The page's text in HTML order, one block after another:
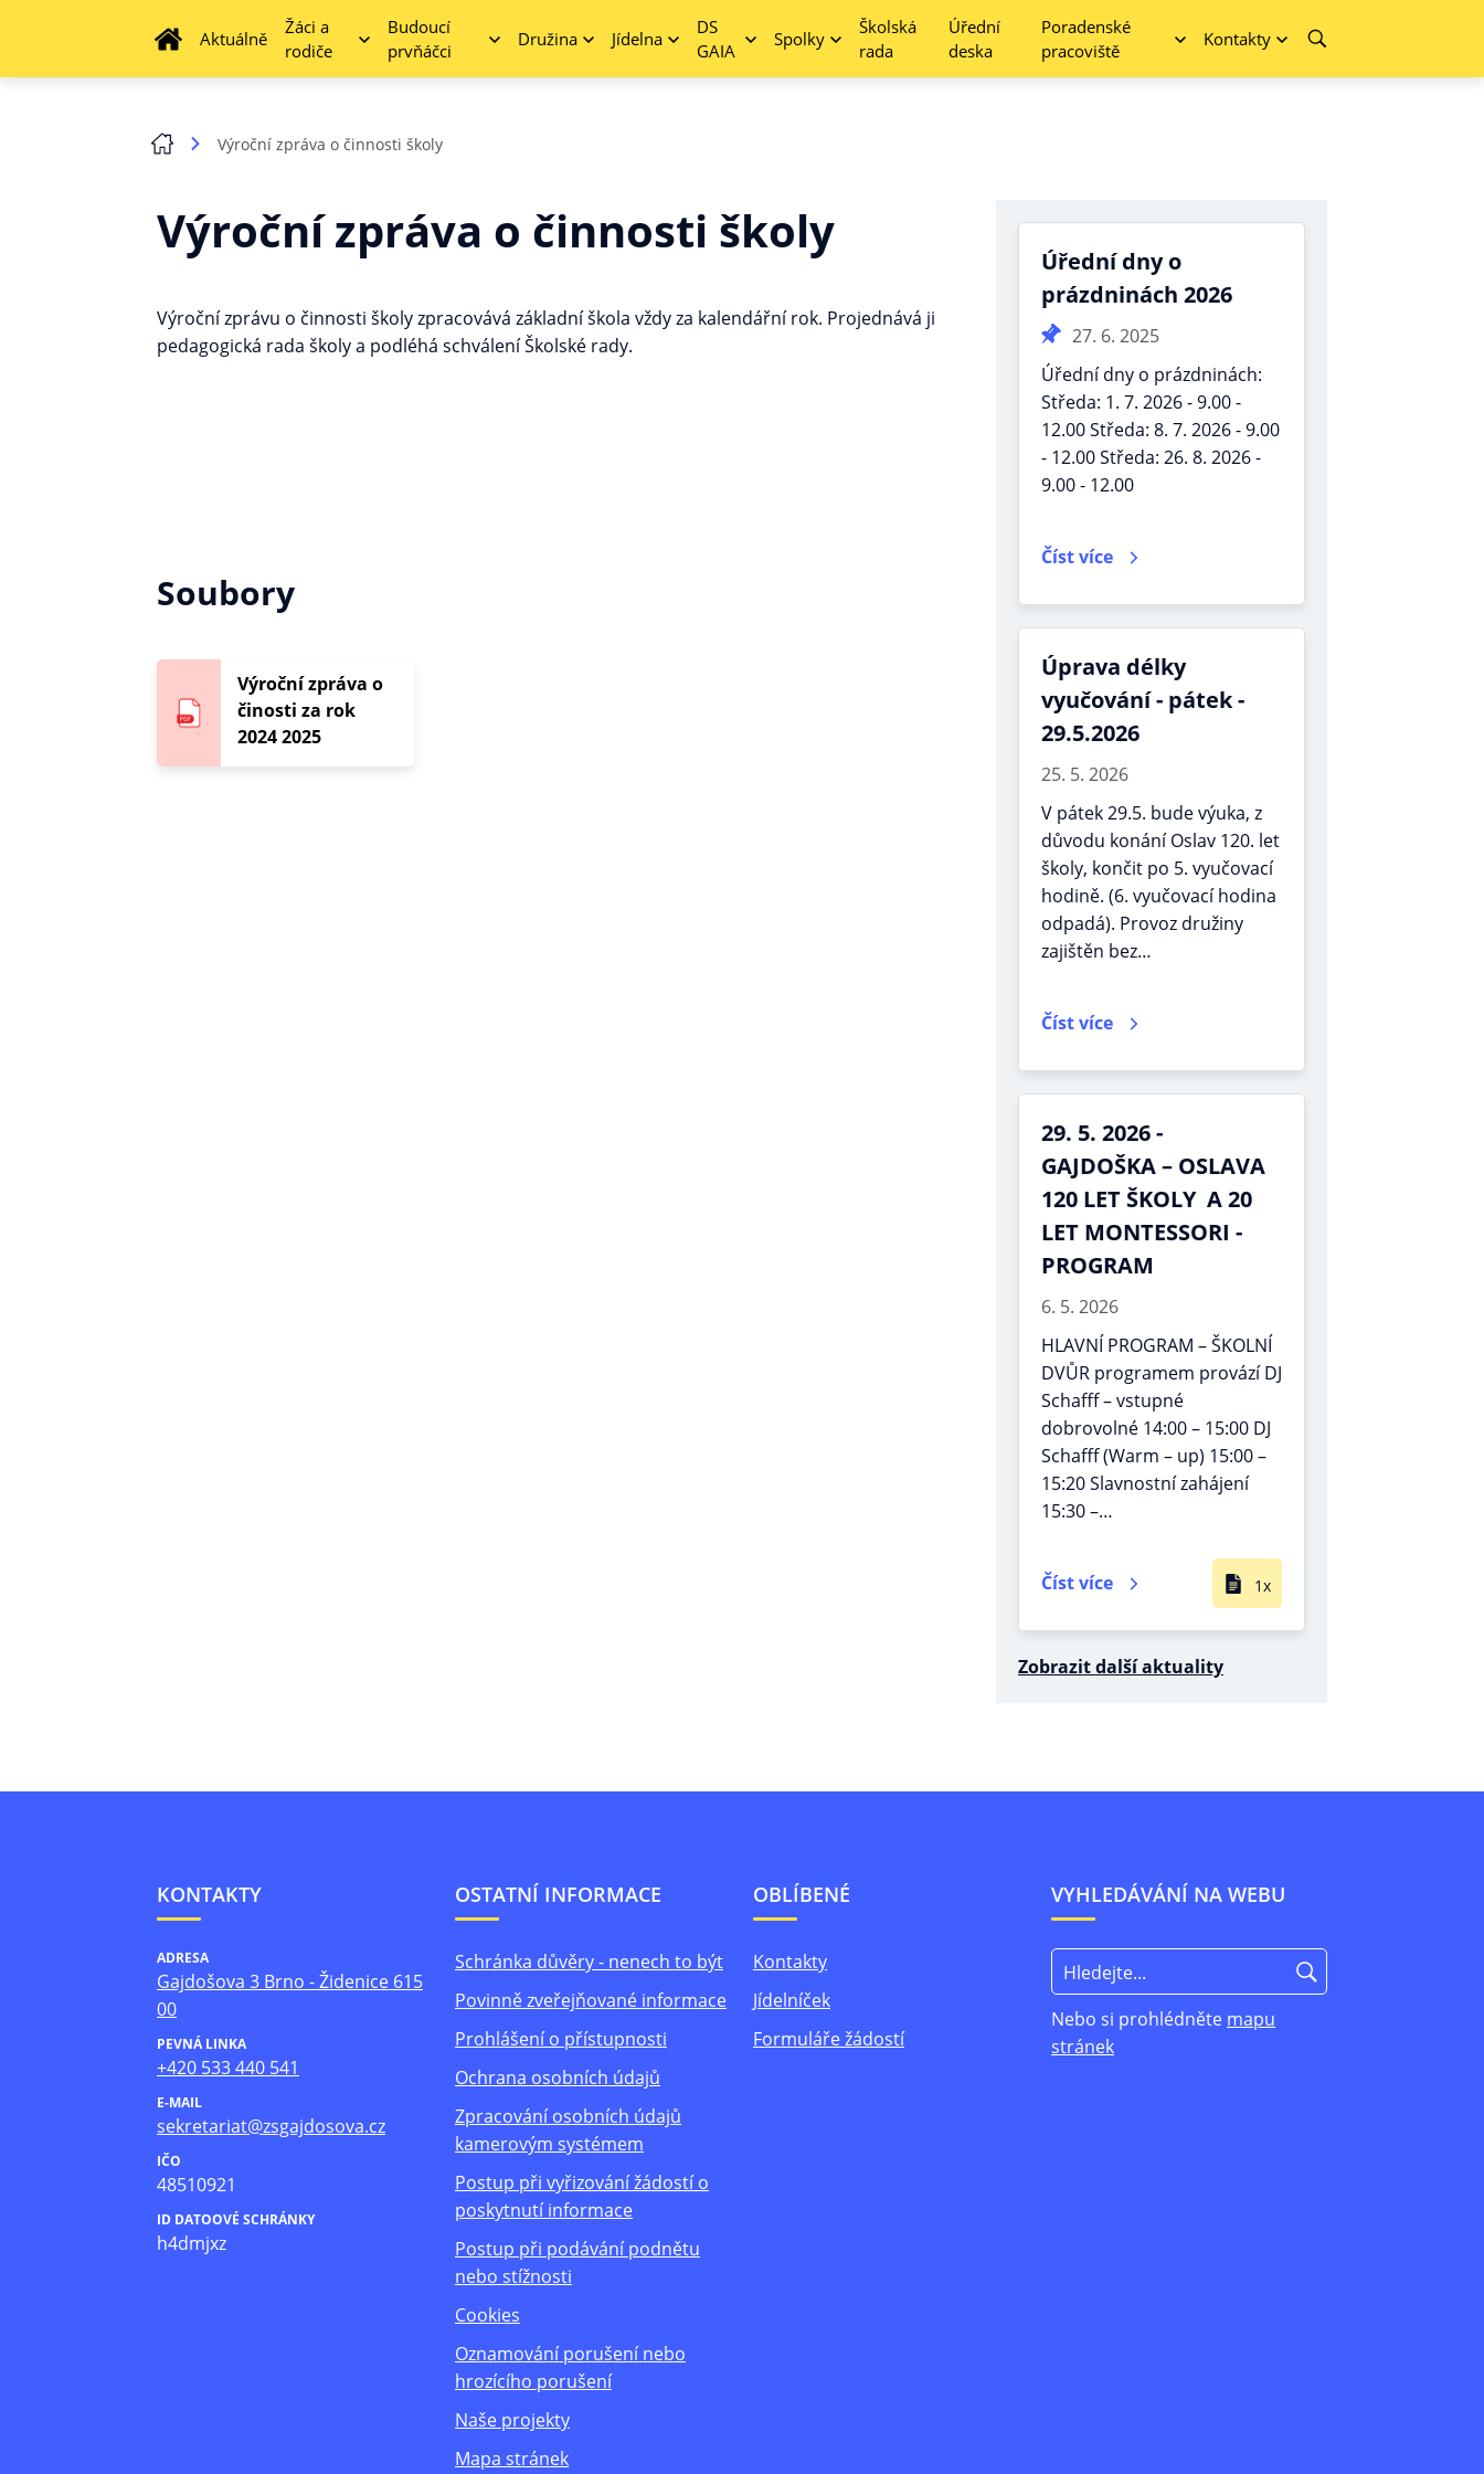
Aktuálně
Žáci a
rodiče
Budoucí
prvňáčci
Družina Jídelna
DS
GAIA
Spolky
Školská
rada
Úřední
deska
Poradenské
pracoviště
Kontakty
Výroční zpráva o činnosti školy
Výroční zpráva o činnosti školy
Výroční zprávu o činnosti školy zpracovává základní škola vždy za kalendářní rok. Projednává ji
pedagogická rada školy a podléhá schválení Školské rady.
Soubory
Výroční zpráva o
činosti za rok
2024 2025
Úřední dny o
prázdninách 2026
27. 6. 2025
Úřední dny o prázdninách:
Středa: 1. 7. 2026 - 9.00 -
12.00 Středa: 8. 7. 2026 - 9.00
- 12.00 Středa: 26. 8. 2026 -
9.00 - 12.00
Číst více
Úprava délky
vyučování - pátek -
29.5.2026
25. 5. 2026
V pátek 29.5. bude výuka, z
důvodu konání Oslav 120. let
školy, končit po 5. vyučovací
hodině. (6. vyučovací hodina
odpadá). Provoz družiny
zajištěn bez…
Číst více
29. 5. 2026 -
GAJDOŠKA – OSLAVA
120 LET ŠKOLY A 20
LET MONTESSORI -
PROGRAM
6. 5. 2026
HLAVNÍ PROGRAM – ŠKOLNÍ
DVŮR programem provází DJ
Schafff – vstupné
dobrovolné 14:00 – 15:00 DJ
Schafff (Warm – up) 15:00 –
15:20 Slavnostní zahájení
15:30 –…
Číst více 1x
Zobrazit další aktuality
KONTAKTY
ADRESA
Gajdošova 3 Brno - Židenice 615
00
PEVNÁ LINKA
+420 533 440 541
E-MAIL
sekretariat@zsgajdosova.cz
IČO
48510921
ID DATOOVÉ SCHRÁNKY
h4dmjxz
OSTATNÍ INFORMACE
Schránka důvěry - nenech to být
Povinně zveřejňované informace
Prohlášení o přístupnosti
Ochrana osobních údajů
Zpracování osobních údajů
kamerovým systémem
Postup při vyřizování žádostí o
poskytnutí informace
Postup při podávání podnětu
nebo stížnosti
Cookies
Oznamování porušení nebo
hrozícího porušení
Naše projekty
Mapa stránek
OBLÍBENÉ
Kontakty
Jídelníček
Formuláře žádostí
VYHLEDÁVÁNÍ NA WEBU
Nebo si prohlédněte mapu
stránek